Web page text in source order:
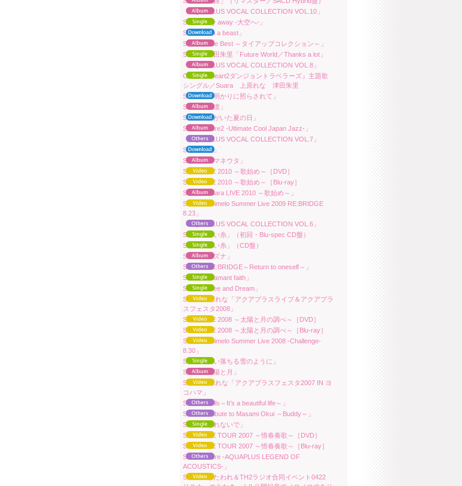
「AQUAPLUS VOCAL COLLECTION VOL.10」
Suara「Fly away -大空へ-」
Suara「I’m a beast」
Suara「The Best ～タイアップコレクション～」
Suara／津田朱里「Future World／Thanks a lot」
「AQUAPLUS VOCAL COLLECTION VOL.8」
OVA『ToHeart2ダンジョントラベラーズ』主題歌
シングル／Suara 上原れな 津田朱里
Suara「月明かりに照らされて」
Suara「花凛」
Suara「君がいた夏の日」
Suara「Pure2 -Ultimate Cool Japan Jazz-」
「AQUAPLUS VOCAL COLLECTION VOL.7」
Suara「桜」
Suara「アマネウタ」
Suara LIVE 2010 ～歌始め～［DVD］
Suara LIVE 2010 ～歌始め～［Blu-ray］
Suara「Suara LIVE 2010 ～歌始め～」
Suara「Animelo Summer Live 2009 RE:BRIDGE
8.23」
「AQUAPLUS VOCAL COLLECTION VOL.6」
Suara「赤い糸」（初回・Blu-spec CD盤）
Suara「赤い糸」（CD盤）
Suara「キズナ」
Suara「RE:BRIDGE～Return to oneself～」
Suara「adamant faith」
Suara「Free and Dream」
Suara/上原れな「アクアプラスライブ＆アクアプラ
スフェスタ2008」
Suara LIVE 2008 ～太陽と月の調べ～［DVD］
Suara LIVE 2008 ～太陽と月の調べ～［Blu-ray］
Suara「Animelo Summer Live 2008 -Challenge-
8.30」
Suara「舞い落ちる雪のように」
Suara「太陽と月」
Suara/上原れな「アクアプラスフェスタ2007 IN ヨ
コハマ」
Suara「Yells～It’s a beautiful life～」
Suara「Tribute to Masami Okui ～Buddy～」
Suara「忘れないで」
Suara LIVE TOUR 2007 ～惜春奏歌～［DVD］
Suara LIVE TOUR 2007 ～惜春奏歌～［Blu-ray］
Suara「Pure -AQUAPLUS LEGEND OF
ACOUSTICS-」
Suara「うたわれ＆TH2ラジオ合同イベント0422